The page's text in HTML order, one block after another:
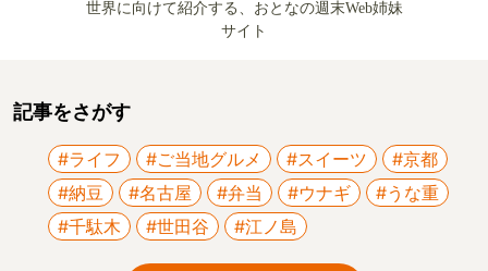
世界に向けて紹介する、おとなの週末Web姉妹
サイト
記事をさがす
#ライフ #ご当地グルメ #スイーツ
#京都
#納豆
#名古屋 #弁当 #ウナギ
#うな重
#千駄木
#世田谷 #江ノ島